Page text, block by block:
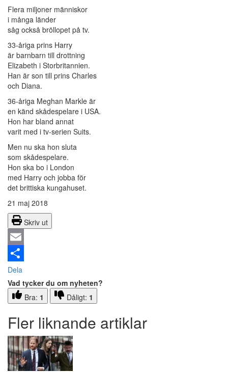
Flera miljoner människor
i många länder
såg också bröllopet på tv.
33-åriga prins Harry
är barnbarn till drottning
Elizabeth i Storbritannien.
Han är son till prins Charles
och Diana.
36-åriga Meghan Markle är
en känd skådespelare i USA.
Hon har bland annat
varit med i tv-serien Suits.
Men nu ska hon sluta
som skådespelare.
Hon ska bo i London
med Harry och jobba för
det brittiska kungahuset.
21 maj 2018
Skriv ut
Email
Dela
Vad tycker du om nyheten?
Bra: 1 Dåligt: 1
Fler liknande artiklar